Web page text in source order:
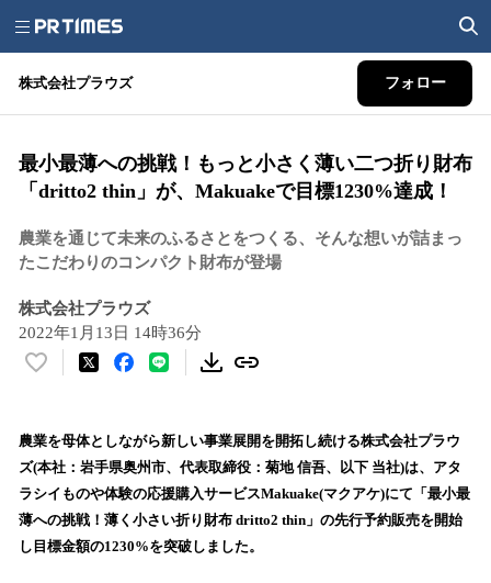
株式会社プラウズ フォロー
最小最薄への挑戦！もっと小さく薄い二つ折り財布
「dritto2 thin」が、Makuakeで目標1230%達成！
農業を通じて未来のふるさとをつくる、そんな想いが詰まっ
たこだわりのコンパクト財布が登場
株式会社プラウズ
2022年1月13日 14時36分
い
！
数
を
読
み
込
農業を母体としながら新しい事業展開を開拓し続ける株式会社プラウ
ズ(本社：岩手県奥州市、代表取締役：菊地 信吾、以下 当社)は、アタ
ラシイものや体験の応援購入サービスMakuake(マクアケ)にて「最小最
薄への挑戦！薄く小さい折り財布 dritto2 thin」の先行予約販売を開始
し目標金額の1230%を突破しました。